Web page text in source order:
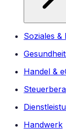
Soziales &
Handel &
Handwerk